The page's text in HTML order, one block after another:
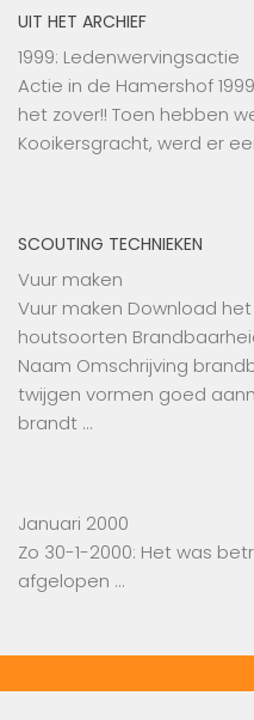
UIT HET ARCHIEF
1999: Ledenwervingsactie
Actie in de Hamershof
het zover!! Toen hebben
Kooikersgracht, werd er
SCOUTING TECHNIEKEN
Vuur maken
Vuur maken Download
houtsoorten
Naam Omschrijving
twijgen vormen goed
brandt …
Januari 2000
Zo 30-1-2000: Het was
afgelopen …